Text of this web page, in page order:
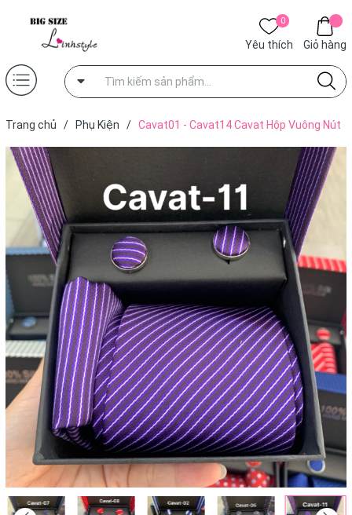
0
Yêu thích Giỏ hàng
Trang chủ / Phụ Kiện / Cavat01 - Cavat14 Cavat Hộp Vuông Nút